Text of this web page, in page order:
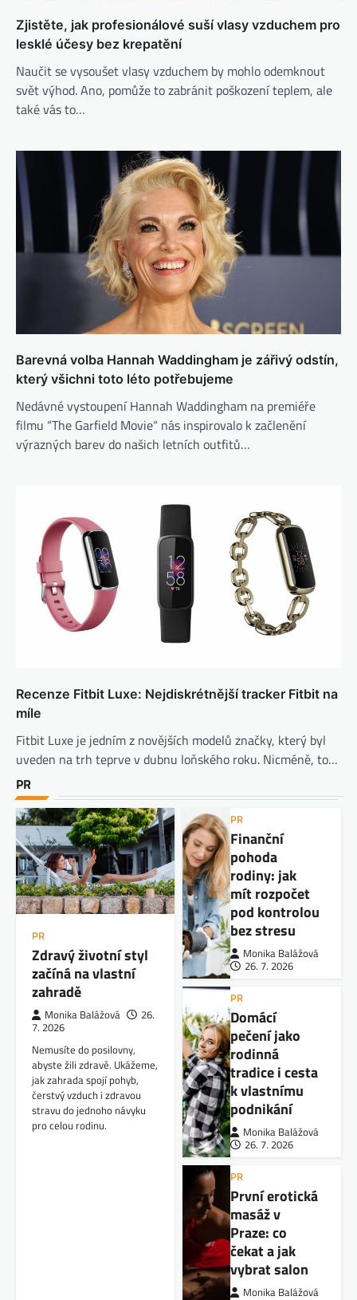
Zjistěte, jak profesionálové suší vlasy vzduchem pro
lesklé účesy bez krepatění
Naučit se vysoušet vlasy vzduchem by mohlo odemknout
svět výhod. Ano, pomůže to zabránit poškození teplem, ale
také vás to…
Barevná volba Hannah Waddingham je zářivý odstín,
který všichni toto léto potřebujeme
Nedávné vystoupení Hannah Waddingham na premiéře
filmu “The Garfield Movie“ nás inspirovalo k začlenění
výrazných barev do našich letních outfitů…
Recenze Fitbit Luxe: Nejdiskrétnější tracker Fitbit na
míle
Fitbit Luxe je jedním z novějších modelů značky, který byl
uveden na trh teprve v dubnu loňského roku. Nicméně, to…
PR
PR
Zdravý životní styl
začíná na vlastní
zahradě
Monika Balážová
26.
7. 2026
Nemusíte do posilovny,
abyste žili zdravě. Ukážeme,
jak zahrada spojí pohyb,
čerstvý vzduch i zdravou
stravu do jednoho návyku
pro celou rodinu.
PR
Finanční
pohoda
rodiny: jak
mít rozpočet
pod kontrolou
bez stresu
Monika Balážová
26. 7. 2026
PR
Domácí
pečení jako
rodinná
tradice i cesta
k vlastnímu
podnikání
Monika Balážová
26. 7. 2026
PR
První erotická
masáž v
Praze: co
čekat a jak
vybrat salon
Monika Balážová